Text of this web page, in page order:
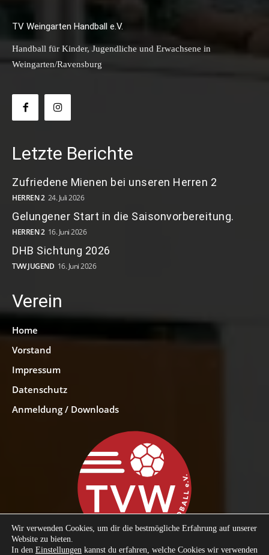
TV Weingarten Handball e.V.
Handball für Kinder, Jugendliche und Erwachsene in
Weingarten/Ravensburg
Letzte Berichte
Zufriedene Mienen bei unseren Herren 2
HERREN 2 24. Juli 2026
Gelungener Start in die Saisonvorbereitung.
HERREN 2 16. Juni 2026
DHB Sichtung 2026
TVW JUGEND 16. Juni 2026
Verein
Home
Vorstand
Impressum
Datenschutz
Anmeldung / Downloads
Wir verwenden Cookies, um dir die bestmögliche Erfahrung auf unserer
Website zu bieten.
In den Einstellungen kannst du erfahren, welche Cookies wir verwenden